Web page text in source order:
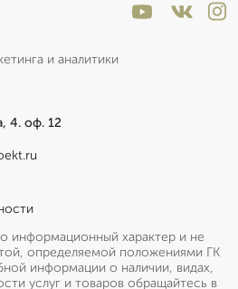
и аналитики
4. оф. 12
информационный характер и не
определяемой положениями ГК
информации о наличии, видах,
услуг и товаров обращайтесь в